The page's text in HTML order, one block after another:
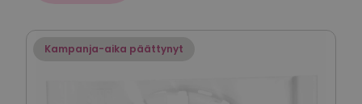
Kampanja-aika päättynyt